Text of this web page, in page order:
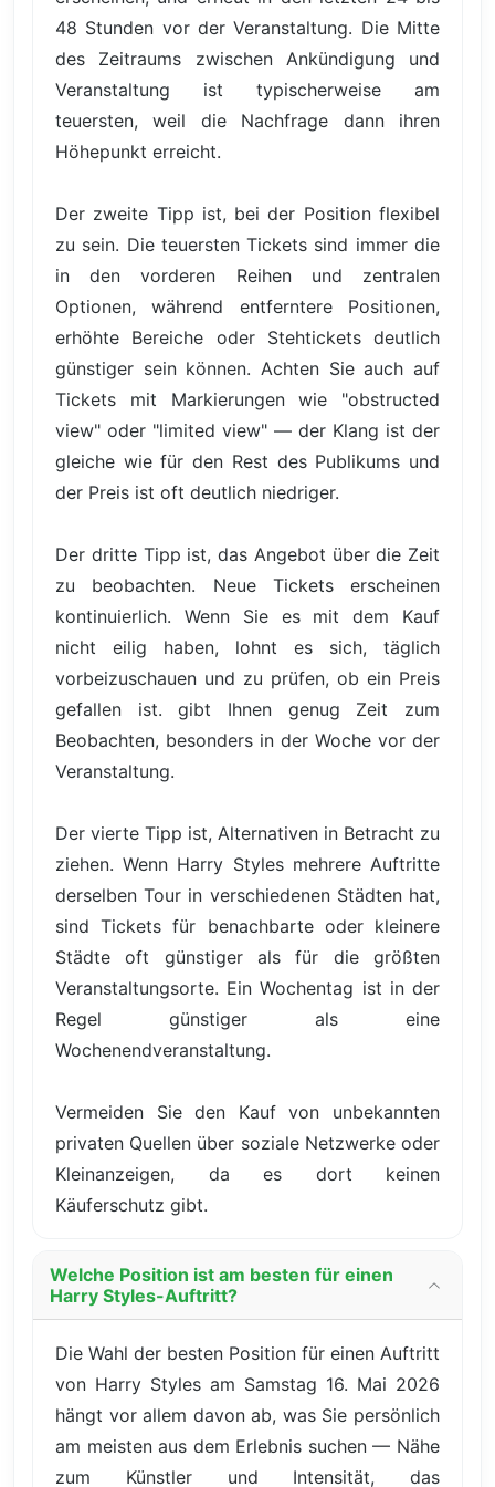
48 Stunden vor der Veranstaltung. Die Mitte
des Zeitraums zwischen Ankündigung und
Veranstaltung ist typischerweise am
teuersten, weil die Nachfrage dann ihren
Höhepunkt erreicht.
Der zweite Tipp ist, bei der Position flexibel
zu sein. Die teuersten Tickets sind immer die
in den vorderen Reihen und zentralen
Optionen, während entferntere Positionen,
erhöhte Bereiche oder Stehtickets deutlich
günstiger sein können. Achten Sie auch auf
Tickets mit Markierungen wie "obstructed
view" oder "limited view" — der Klang ist der
gleiche wie für den Rest des Publikums und
der Preis ist oft deutlich niedriger.
Der dritte Tipp ist, das Angebot über die Zeit
zu beobachten. Neue Tickets erscheinen
kontinuierlich. Wenn Sie es mit dem Kauf
nicht eilig haben, lohnt es sich, täglich
vorbeizuschauen und zu prüfen, ob ein Preis
gefallen ist. gibt Ihnen genug Zeit zum
Beobachten, besonders in der Woche vor der
Veranstaltung.
Der vierte Tipp ist, Alternativen in Betracht zu
ziehen. Wenn Harry Styles mehrere Auftritte
derselben Tour in verschiedenen Städten hat,
sind Tickets für benachbarte oder kleinere
Städte oft günstiger als für die größten
Veranstaltungsorte. Ein Wochentag ist in der
Regel günstiger als eine
Wochenendveranstaltung.
Vermeiden Sie den Kauf von unbekannten
privaten Quellen über soziale Netzwerke oder
Kleinanzeigen, da es dort keinen
Käuferschutz gibt.
Welche Position ist am besten für einen
Harry Styles-Auftritt?
Die Wahl der besten Position für einen Auftritt
von Harry Styles am Samstag 16. Mai 2026
hängt vor allem davon ab, was Sie persönlich
am meisten aus dem Erlebnis suchen — Nähe
zum Künstler und Intensität, das